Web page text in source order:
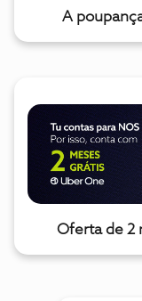
A
Oferta de 2